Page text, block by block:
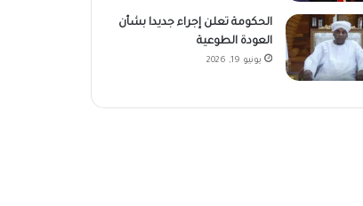
الحكومة تعلن إجراء جديدا بشأن
العودة الطوعية
يونيو 19, 2026